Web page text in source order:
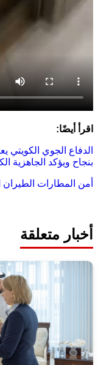
الجوي الكويتي
ويؤكد الجاهزية الكاملة
الطيران
متعلقة